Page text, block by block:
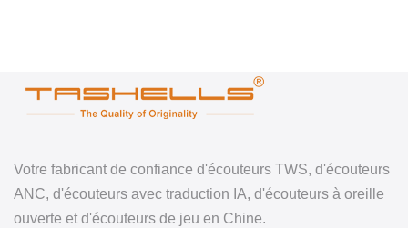
Votre fabricant de confiance d'écouteurs TWS, d'écouteurs
ANC, d'écouteurs avec traduction IA, d'écouteurs à oreille
ouverte et d'écouteurs de jeu en Chine.